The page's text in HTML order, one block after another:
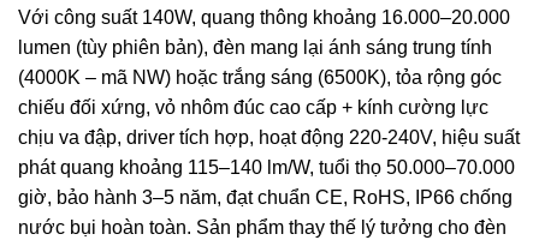
Với công suất 140W, quang thông khoảng 16.000–20.000
lumen (tùy phiên bản), đèn mang lại ánh sáng trung tính
(4000K – mã NW) hoặc trắng sáng (6500K), tỏa rộng góc
chiếu đối xứng, vỏ nhôm đúc cao cấp + kính cường lực
chịu va đập, driver tích hợp, hoạt động 220-240V, hiệu suất
phát quang khoảng 115–140 lm/W, tuổi thọ 50.000–70.000
giờ, bảo hành 3–5 năm, đạt chuẩn CE, RoHS, IP66 chống
nước bụi hoàn toàn. Sản phẩm thay thế lý tưởng cho đèn